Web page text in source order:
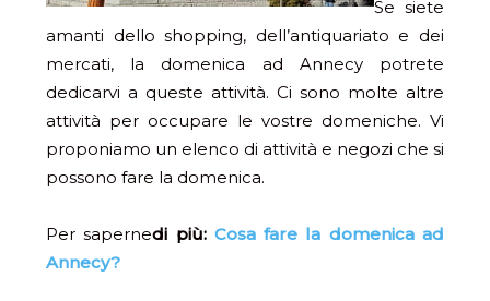
Se siete
amanti dello shopping, dell’antiquariato e dei
mercati, la domenica ad Annecy potrete
dedicarvi a queste attività. Ci sono molte altre
attività per occupare le vostre domeniche. Vi
proponiamo un elenco di attività e negozi che si
possono fare la domenica.
Per sapernedi più: Cosa fare la domenica ad
Annecy?